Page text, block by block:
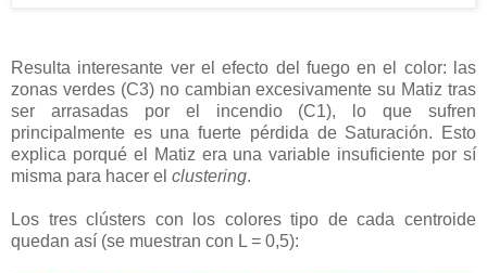
Resulta interesante ver el efecto del fuego en el color: las
zonas verdes (C3) no cambian excesivamente su Matiz tras
ser arrasadas por el incendio (C1), lo que sufren
principalmente es una fuerte pérdida de Saturación. Esto
explica porqué el Matiz era una variable insuficiente por sí
misma para hacer el clustering.
Los tres clústers con los colores tipo de cada centroide
quedan así (se muestran con L = 0,5):